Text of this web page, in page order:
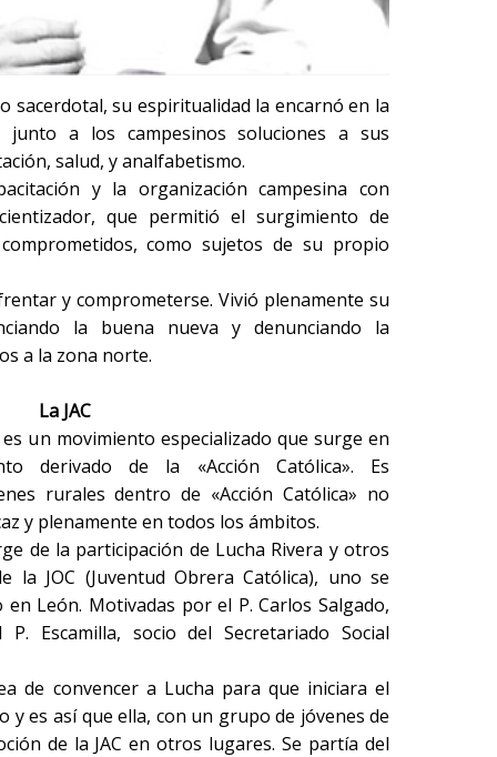
sacerdotal, su espiritualidad la encarnó en la
junto a los campesinos soluciones a sus
salud, y analfabetismo.
y la organización campesina con
que permitió el surgimiento de
como sujetos de su propio
y comprometerse. Vivió plenamente su
la buena nueva y denunciando la
a la zona norte.
La JAC
un movimiento especializado que surge en
derivado de la «Acción Católica». Es
rurales dentro de «Acción Católica» no
y plenamente en todos los ámbitos.
de la participación de Lucha Rivera y otros
la JOC (Juventud Obrera Católica), uno se
León. Motivadas por el P. Carlos Salgado,
Escamilla, socio del Secretariado Social
de convencer a Lucha para que iniciara el
y es así que ella, con un grupo de jóvenes de
de la JAC en otros lugares. Se partía del